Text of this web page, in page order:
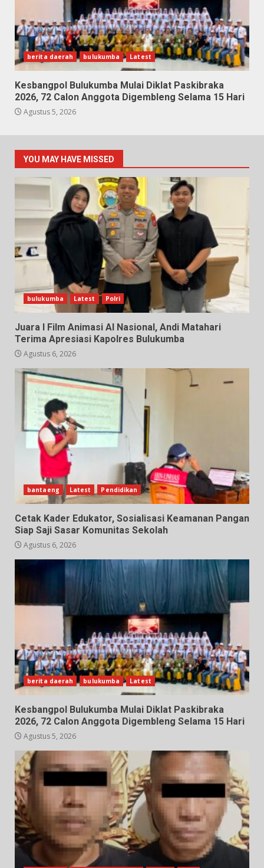
berita daerah bulukumba Latest
Kesbangpol Bulukumba Mulai Diklat Paskibraka
2026, 72 Calon Anggota Digembleng Selama 15 Hari
Agustus 5, 2026
YOU MAY HAVE MISSED
bulukumba Latest Polri
Juara I Film Animasi AI Nasional, Andi Matahari
Terima Apresiasi Kapolres Bulukumba
Agustus 6, 2026
bantaeng Latest Pendidikan
Cetak Kader Edukator, Sosialisasi Keamanan Pangan
Siap Saji Sasar Komunitas Sekolah
Agustus 6, 2026
berita daerah bulukumba Latest
Kesbangpol Bulukumba Mulai Diklat Paskibraka
2026, 72 Calon Anggota Digembleng Selama 15 Hari
Agustus 5, 2026